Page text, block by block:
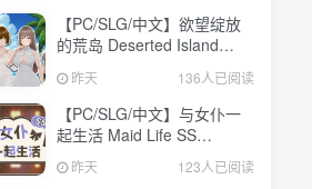
方中文版【1.6GB】
【PC/SLG/中文】欲望绽放
的荒岛 Deserted Island
Where Desire Blossoms
V1.03 STEAM官方中文版
【1.1GB】
昨天 136人已阅读
【PC/SLG/中文】与女仆一
起生活 Maid Life SS
Build.24377103 STEAM官
方中文版【598MB】
昨天 123人已阅读